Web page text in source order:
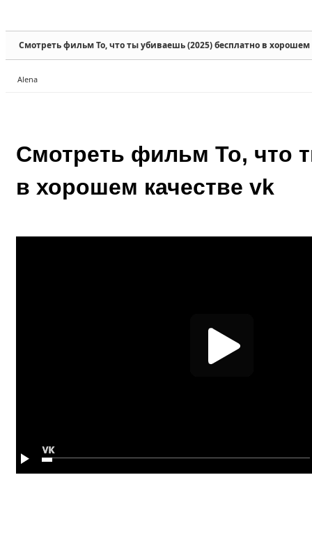
Смотреть фильм То, что ты убиваешь (2025) бесплатно в хорошем
Alena
Смотреть фильм То, что
в хорошем качестве vk
Sketchbook5, 스케치북5
Sketchbook5, 스케치북5
Sketchbook5, 스케치북5
Sketchbook5, 스케치북5